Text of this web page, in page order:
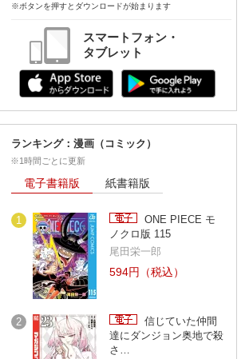
※ボタンを押すとダウンロードが始まります
スマートフォン・
タブレット
ランキング：漫画（コミック）
※1時間ごとに更新
電子書籍版 紙書籍版
1
ONE PIECE モ
ノクロ版 115
尾田栄一郎
594円（税込）
2
信じていた仲間
達にダンジョン奥地で殺
さ…